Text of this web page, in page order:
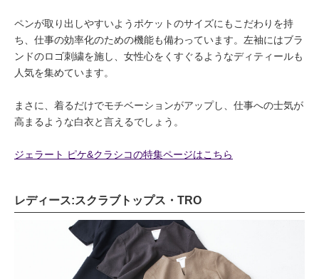
ペンが取り出しやすいようポケットのサイズにもこだわりを持
ち、仕事の効率化のための機能も備わっています。左袖にはブラ
ンドのロゴ刺繍を施し、女性心をくすぐるようなディティールも
人気を集めています。
まさに、着るだけでモチベーションがアップし、仕事への士気が
高まるような白衣と言えるでしょう。
ジェラート ピケ&クラシコの特集ページはこちら
レディース:スクラブトップス・TRO